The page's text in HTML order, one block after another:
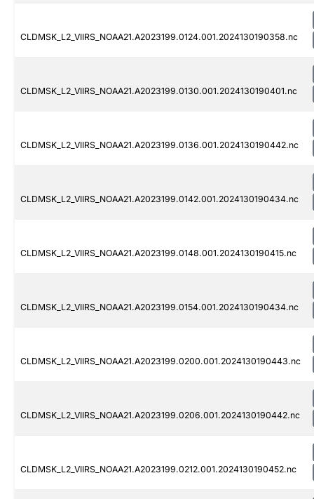
CLDMSK_L2_VIIRS_NOAA21.A2023199.0124.001.2024130190358.nc
CLDMSK_L2_VIIRS_NOAA21.A2023199.0130.001.2024130190401.nc
CLDMSK_L2_VIIRS_NOAA21.A2023199.0136.001.2024130190442.nc
CLDMSK_L2_VIIRS_NOAA21.A2023199.0142.001.2024130190434.nc
CLDMSK_L2_VIIRS_NOAA21.A2023199.0148.001.2024130190415.nc
CLDMSK_L2_VIIRS_NOAA21.A2023199.0154.001.2024130190434.nc
CLDMSK_L2_VIIRS_NOAA21.A2023199.0200.001.2024130190443.nc
CLDMSK_L2_VIIRS_NOAA21.A2023199.0206.001.2024130190442.nc
CLDMSK_L2_VIIRS_NOAA21.A2023199.0212.001.2024130190452.nc